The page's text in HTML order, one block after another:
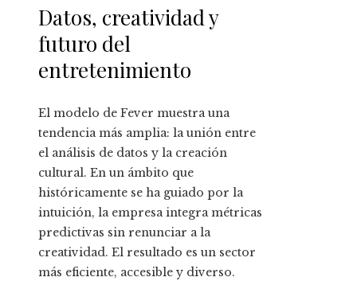
Datos, creatividad y
futuro del
entretenimiento
El modelo de Fever muestra una
tendencia más amplia: la unión entre
el análisis de datos y la creación
cultural. En un ámbito que
históricamente se ha guiado por la
intuición, la empresa integra métricas
predictivas sin renunciar a la
creatividad. El resultado es un sector
más eficiente, accesible y diverso.